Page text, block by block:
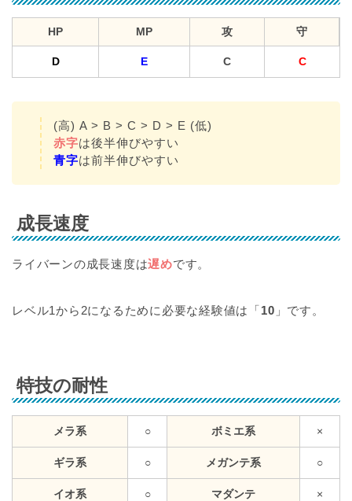
HP MP 攻 守
D E C C
(高) A > B > C > D > E (低)
赤字は後半伸びやすい
青字は前半伸びやすい
成長速度
ライバーンの成長速度は遅めです。
レベル1から2になるために必要な経験値は「10 」です。
特技の耐性
メラ系 ○ ボミエ系 ×
ギラ系 ○ メガンテ系 ○
イオ系 ○ マダンテ ×